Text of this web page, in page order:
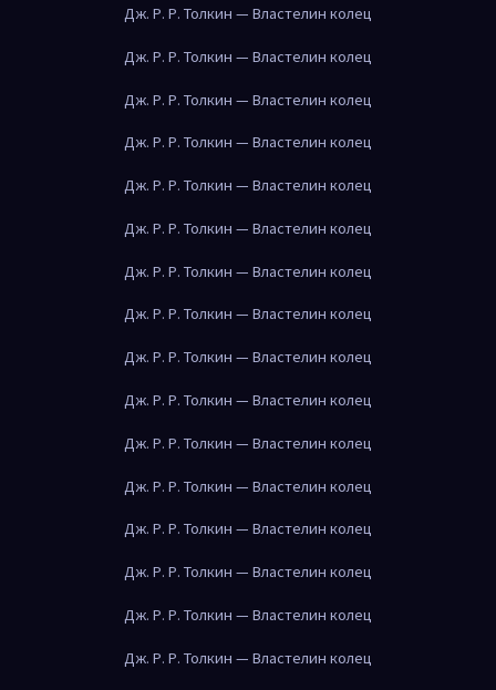
Дж. Р. Р. Толкин — Властелин колец
Дж. Р. Р. Толкин — Властелин колец
Дж. Р. Р. Толкин — Властелин колец
Дж. Р. Р. Толкин — Властелин колец
Дж. Р. Р. Толкин — Властелин колец
Дж. Р. Р. Толкин — Властелин колец
Дж. Р. Р. Толкин — Властелин колец
Дж. Р. Р. Толкин — Властелин колец
Дж. Р. Р. Толкин — Властелин колец
Дж. Р. Р. Толкин — Властелин колец
Дж. Р. Р. Толкин — Властелин колец
Дж. Р. Р. Толкин — Властелин колец
Дж. Р. Р. Толкин — Властелин колец
Дж. Р. Р. Толкин — Властелин колец
Дж. Р. Р. Толкин — Властелин колец
Дж. Р. Р. Толкин — Властелин колец